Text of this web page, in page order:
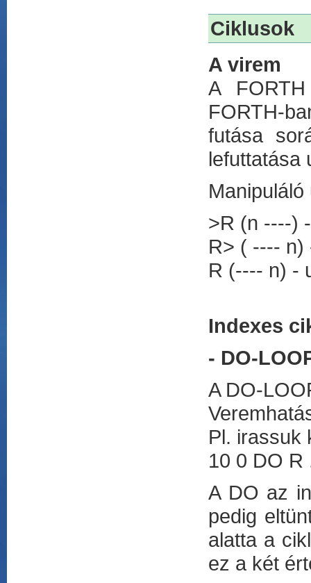
Ciklusok
A virem
A
FORTH-
futása
lefuttatása
>R (n ----)
R> ( ---- n)
R (---- n) -
Indexes
- DO-
A DO-
Pl. irassuk
10 0 DO R
A DO az
pedig
alatta a
ez a két